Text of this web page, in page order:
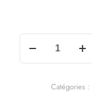
Catégories :